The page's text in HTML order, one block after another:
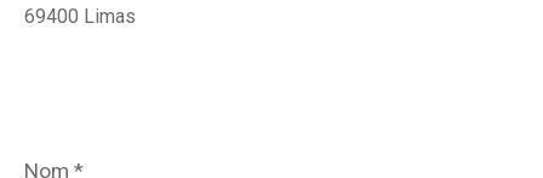
69400 Limas
*